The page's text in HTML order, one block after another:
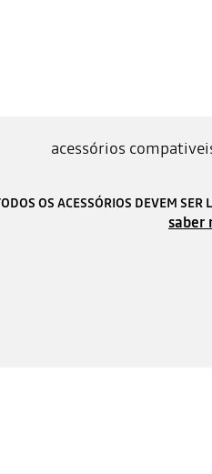
acessórios
OS ACESSÓRIOS DEVEM SER
saber